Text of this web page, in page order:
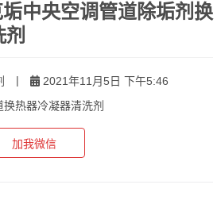
中央空调管道除垢剂换
|
2021年11月5日 下午5:46
热器冷凝器清洗剂
加我微信